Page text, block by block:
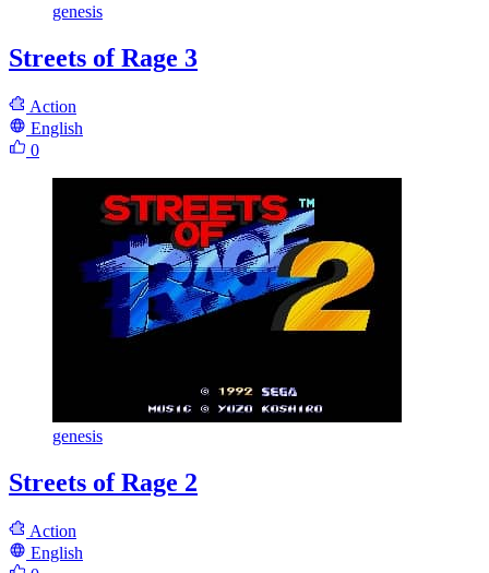
genesis
Streets of Rage 3
Action
English
0
genesis
Streets of Rage 2
Action
English